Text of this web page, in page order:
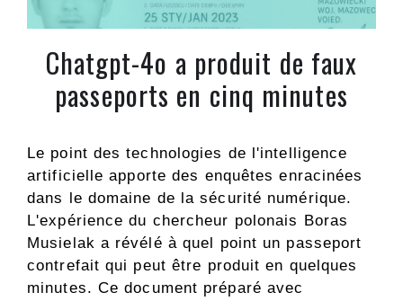
Chatgpt-4o a produit de faux
passeports en cinq minutes
Le point des technologies de l'intelligence
artificielle apporte des enquêtes enracinées
dans le domaine de la sécurité numérique.
L'expérience du chercheur polonais Boras
Musielak a révélé à quel point un passeport
contrefait qui peut être produit en quelques
minutes. Ce document préparé avec